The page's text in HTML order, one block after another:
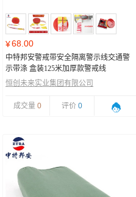
¥68.00
中特邦安警戒带安全隔离警示线交通警
示带涤 盒装125米加厚款警戒线
恒创未来实业集团有限公司
成交量 0 评价 0